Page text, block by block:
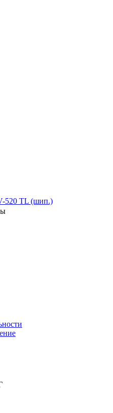
520 TL (шип.)